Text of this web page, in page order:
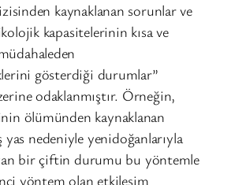
kaynaklanan sorunlar ve
kapasitelerinin kısa ve
gösterdiği durumlar”
odaklanmıştır. Örneğin,
ölümünden kaynaklanan
nedeniyle yenidoğanlarıyla
bir çiftin durumu bu yöntemle
yöntem olan etkileşim